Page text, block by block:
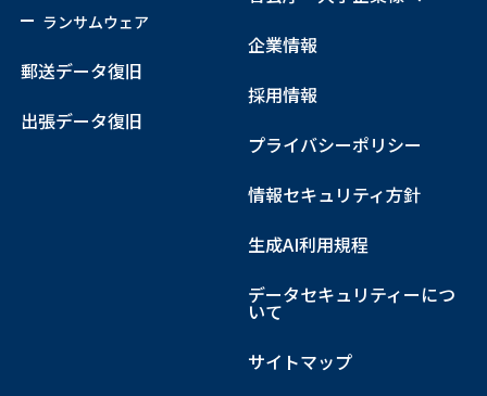
ランサムウェア
郵送データ復旧
出張データ復旧
企業情報
採用情報
プライバシーポリシー
情報セキュリティ方針
生成AI利用規程
データセキュリティーにつ
いて
サイトマップ